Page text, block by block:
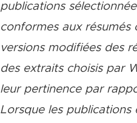
publications
conformes aux résumés
versions modifiées des
des extraits choisis par
leur pertinence par
Lorsque les publications